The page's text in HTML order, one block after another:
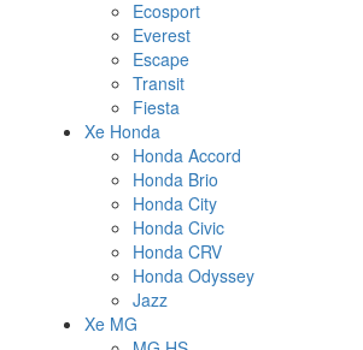
Ecosport
Everest
Escape
Transit
Fiesta
Xe Honda
Honda Accord
Honda Brio
Honda City
Honda Civic
Honda CRV
Honda Odyssey
Jazz
Xe MG